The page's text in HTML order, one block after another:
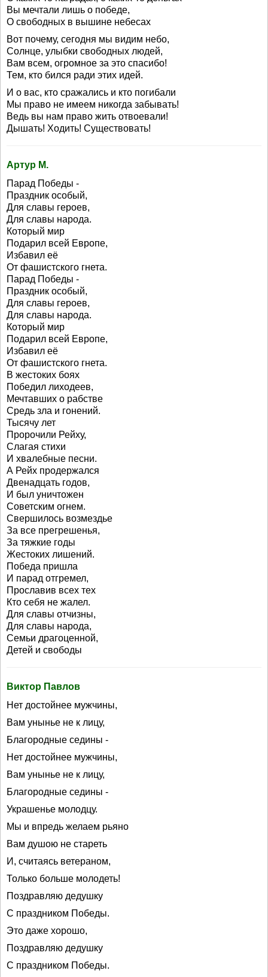
Вы мечтали лишь о победе,
О свободных в вышине небесах
Вот почему, сегодня мы видим небо,
Солнце, улыбки свободных людей,
Вам всем, огромное за это спасибо!
Тем, кто бился ради этих идей.
И о вас, кто сражались и кто погибали
Мы право не имеем никогда забывать!
Ведь вы нам право жить отвоевали!
Дышать! Ходить! Существовать!
Артур М.
Парад Победы -
Праздник особый,
Для славы героев,
Для славы народа.
Который мир
Подарил всей Европе,
Избавил её
От фашистского гнета.
Парад Победы -
Праздник особый,
Для славы героев,
Для славы народа.
Который мир
Подарил всей Европе,
Избавил её
От фашистского гнета.
В жестоких боях
Победил лиходеев,
Мечтавших о рабстве
Средь зла и гонений.
Тысячу лет
Пророчили Рейху,
Слагая стихи
И хвалебные песни.
А Рейх продержался
Двенадцать годов,
И был уничтожен
Советским огнем.
Свершилось возмездье
За все прегрешенья,
За тяжкие годы
Жестоких лишений.
Победа пришла
И парад отгремел,
Прославив всех тех
Кто себя не жалел.
Для славы отчизны,
Для славы народа,
Семьи драгоценной,
Детей и свободы
Виктор Павлов
Нет достойнее мужчины,
Вам унынье не к лицу,
Благородные седины -
Нет достойнее мужчины,
Вам унынье не к лицу,
Благородные седины -
Украшенье молодцу.
Мы и впредь желаем рьяно
Вам душою не стареть
И, считаясь ветераном,
Только больше молодеть!
Поздравляю дедушку
С праздником Победы.
Это даже хорошо,
Поздравляю дедушку
С праздником Победы.